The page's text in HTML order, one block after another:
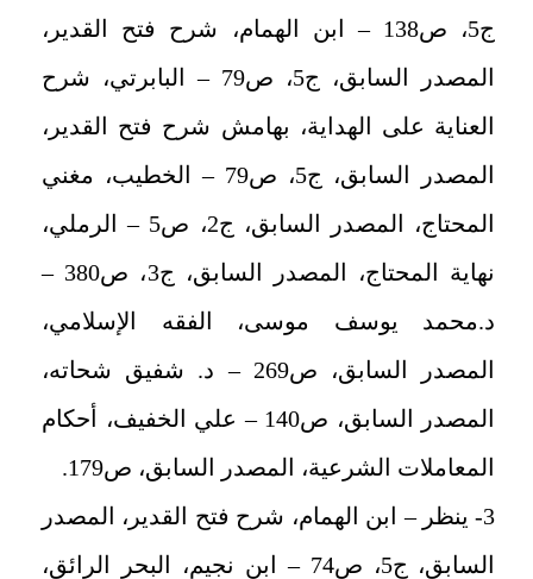
ج5، ص138 – ابن الهمام، شرح فتح القدير،
المصدر السابق، ج5، ص79 – البابرتي، شرح
العناية على الهداية، بهامش شرح فتح القدير،
المصدر السابق، ج5، ص79 – الخطيب، مغني
المحتاج، المصدر السابق، ج2، ص5 – الرملي،
نهاية المحتاج، المصدر السابق، ج3، ص380 –
د.محمد يوسف موسى، الفقه الإسلامي،
المصدر السابق، ص269 – د. شفيق شحاته،
المصدر السابق، ص140
–علي الخفيف، أحكام
المعاملات الشرعية، المصدر السابق، ص179.
3- ينظر – ابن الهمام، شرح فتح القدير، المصدر
السابق، ج5، ص74 – ابن نجيم، البحر الرائق،